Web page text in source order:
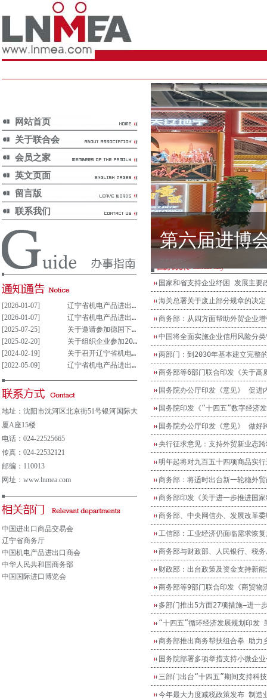
网站首页
关于联合会
会员之家
英文页面
留言版
联系我们
第六届进博
[2026-01-07]
辽宁省机电产品进出口企业联合会党支部参与重大事项决策管理制度(试行)
[2026-01-07]
辽宁省机电产品进出口企业联合会党组织参与决策重大事项清单(试行)
[2025-07-25]
关于邀请参加德国下萨克森州走进中德园活动暨德国汉诺威工业博览会说明会的通知
[2025-02-20]
关于组织企业参加2025年意大利博洛尼亚国际汽车保养、轮胎及维修展览会的通知
[2024-02-19]
关于召开辽宁省机电产品进出口企业 联合会第五届会员大会的通知
[2022-05-09]
辽宁省机电产品进出口企业联合会会费及其他收费公示表
地址：沈阳市沈河区北京街51号银河国际大
厦A座15楼
电话：024-22525665
传真：024-22532121
邮编：110013
网址：www.lnmea.com
中国进出口商品交易会
辽宁省商务厅
中国机电产品进出口商会
中华人民共和国商务部
中国国际进口博览会
National Policy
国家和省支持企业纾困 发展主要
海关总署关于废止部分规章的决定
商务部：从四方面帮助外贸企业
中国将全面实施企业信用风险分类
两部门：到2030年基本建立完整
商务部等6部门联合印发《关于高
国务院办公厅印发《意见》 促进
国务院印发《“十四五”数字经济
国务院办公厅印发《意见》 做好
央行征求意见：支持外贸新业态
明年起将对九百五十四项商品实
商务部：将适时出台新一轮稳外
商务部印发《关于进一步推进国
商务部、中央网信办、发展改革
工信部：工业经济仍面临需求恢
财政部：出台政策及资金支持新
商务部等9部门联合印发《商贸
多部门推出5方面27项措施—进一
“十四五”循环经济发展规划印发
商务部推出商务帮扶组合拳 助力
国务院部署多项举措支持小微企
三部门出台“十四五”期间支持科
今年最大力度减税政策发布 制造